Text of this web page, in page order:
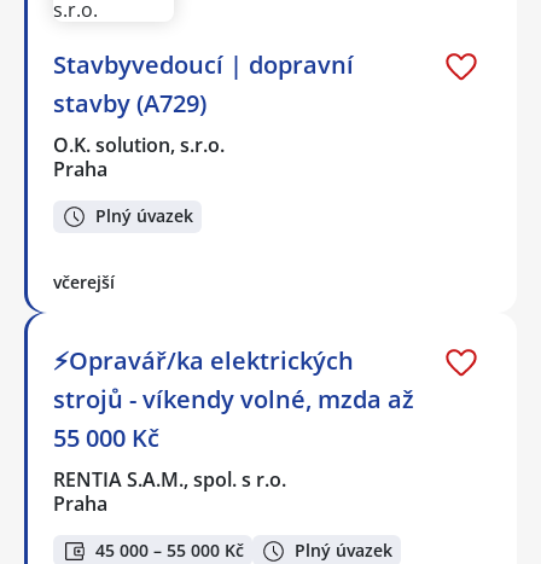
Stavbyvedoucí | dopravní
stavby (A729)
O.K. solution, s.r.o.
Praha
Plný úvazek
včerejší
⚡Opravář/ka elektrických
strojů - víkendy volné, mzda až
55 000 Kč
RENTIA S.A.M., spol. s r.o.
Praha
45 000 – 55 000 Kč
Plný úvazek